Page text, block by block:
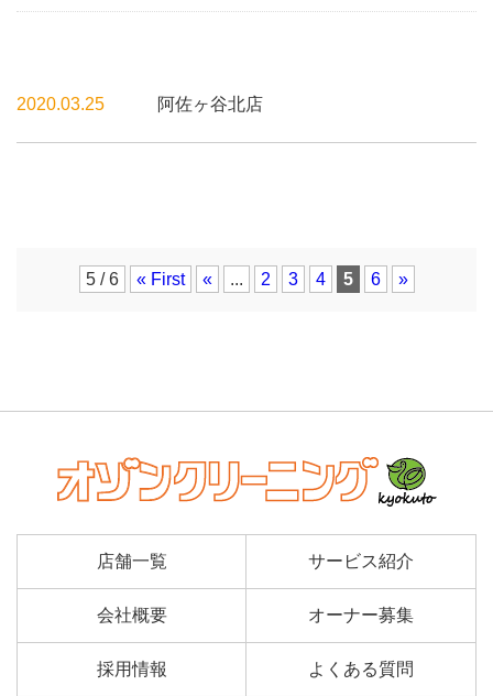
2020.03.25 阿佐ヶ谷北店
5 / 6 « First « ... 2 3 4 5 6 »
店舗一覧 サービス紹介
会社概要 オーナー募集
採用情報 よくある質問